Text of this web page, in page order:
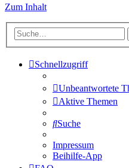
Zum Inhalt
Schnellzugriff
Unbeantwortete
Aktive Themen
Suche
Impressum
Beihilfe-App